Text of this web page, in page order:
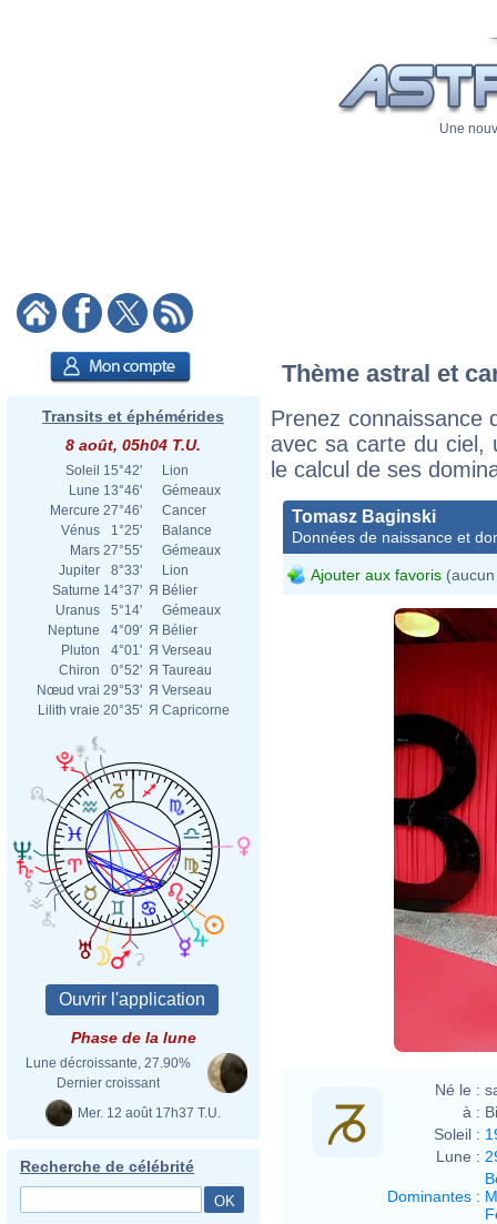
Une
Transits et éphémérides
8 août, 05h04 T.U.
Soleil 15°42'
Lion
Lune 13°46'
Gémeaux
Mercure 27°46'
Cancer
Vénus
1°25'
Balance
Mars 27°55'
Gémeaux
Jupiter
8°33'
Lion
Saturne 14°37' Я Bélier
Uranus
5°14'
Gémeaux
Neptune
4°09' Я Bélier
Pluton
4°01' Я Verseau
Chiron
0°52' Я Taureau
Nœud vrai 29°53' Я Verseau
Lilith vraie 20°35' Я Capricorne
Phase de la lune
Lune décroissante, 27.90%
Dernier croissant
Mer. 12 août 17h37 T.U.
Recherche de célébrité
Thème astral et
Prenez connaissance
avec sa carte du ciel,
le calcul de ses
Tomasz Baginski
Données de naissance et
Ajouter aux favoris
Né le :
à :
Soleil :
Lune :
Dominantes :